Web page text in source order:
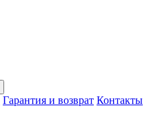
Гарантия и возврат Контакты